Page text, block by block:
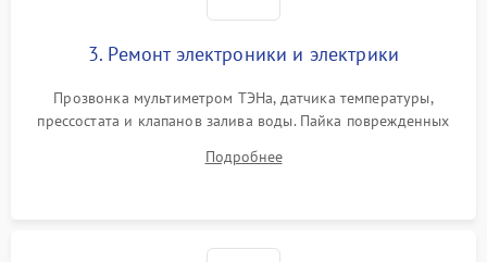
3. Ремонт электроники и электрики
Прозвонка мультиметром ТЭНа, датчика температуры,
прессостата и клапанов залива воды. Пайка поврежденных
Восстановление целостности проводки и контактов.
Подробнее